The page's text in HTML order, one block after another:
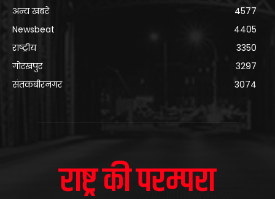
अन्य खबरे
4577
Newsbeat
4405
राष्ट्रीय
3350
गोरखपुर
3297
संतकबीरनगर
3074